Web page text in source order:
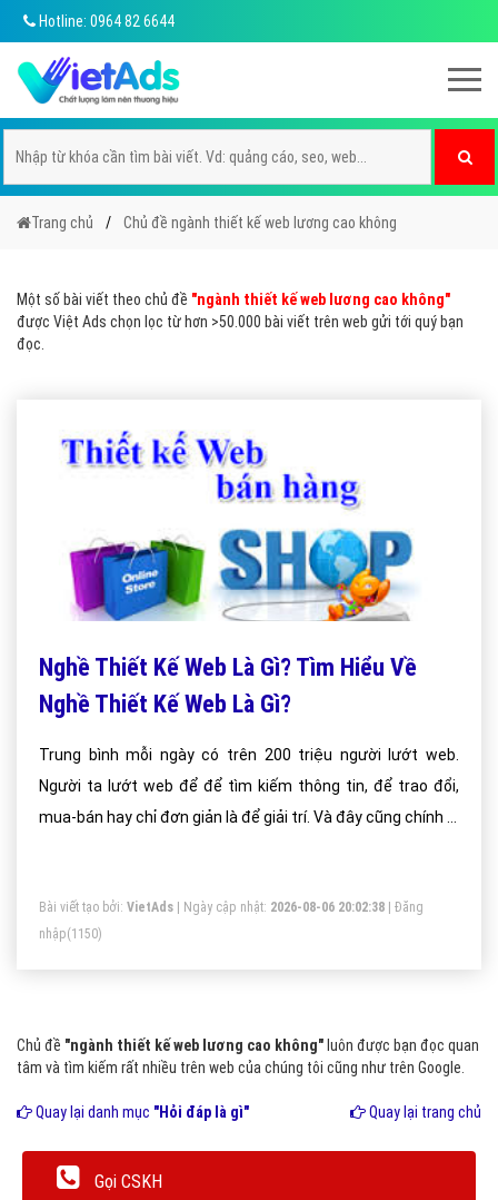
Hotline: 0964 82 6644
Trang chủ Chủ đề ngành thiết kế web lương cao không
Một số bài viết theo chủ đề "ngành thiết kế web lương cao không"
được Việt Ads chọn lọc từ hơn >50.000 bài viết trên web gửi tới quý bạn
đọc.
Nghề Thiết Kế Web Là Gì? Tìm Hiểu Về
Nghề Thiết Kế Web Là Gì?
Trung bình mỗi ngày có trên 200 triệu người lướt web.
Người ta lướt web để để tìm kiếm thông tin, để trao đổi,
mua-bán hay chỉ đơn giản là để giải trí. Và đây cũng chính là
doanh nào của họ.
Bài viết tạo bởi: VietAds | Ngày cập nhật: 2026-08-06 20:02:38
Đăng
nhập(1150)
Chủ đề "ngành thiết kế web lương cao không" luôn được bạn đọc quan
tâm và tìm kiếm rất nhiều trên web của chúng tôi cũng như trên Google.
Quay lại danh mục "Hỏi đáp là gì" Quay lại trang chủ
Gọi CSKH